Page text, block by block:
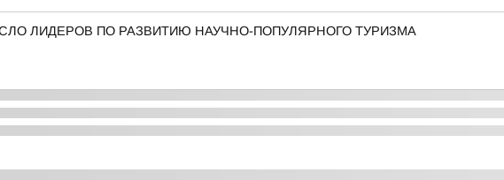
ЛИДЕРОВ ПО РАЗВИТИЮ НАУЧНО-ПОПУЛЯРНОГО ТУРИЗМА